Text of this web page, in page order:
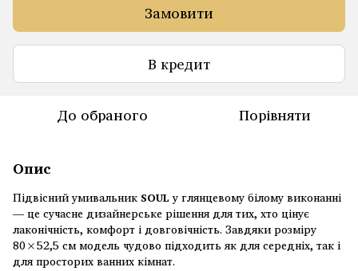
Замовити
В кредит
До обраного Порівняти
Опис
Підвісний умивальник SOULу глянцевому білому виконанні
— це сучасне дизайнерське рішення для тих, хто цінує
лаконічність, комфорт і довговічність. Завдяки розміру
80×52,5 см модель чудово підходить як для середніх, так і
для просторих ванних кімнат.